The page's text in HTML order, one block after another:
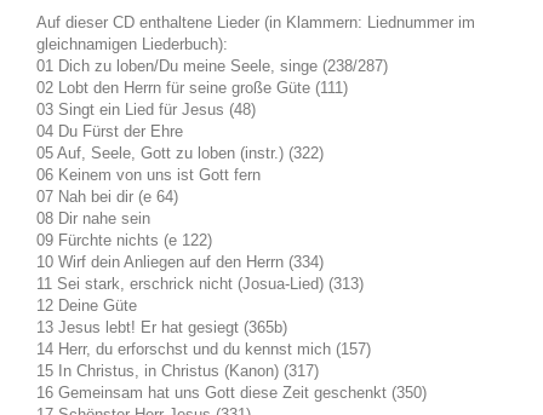
Auf dieser CD enthaltene Lieder (in Klammern: Liednummer im
gleichnamigen Liederbuch):
01 Dich zu loben/Du meine Seele, singe (238/287)
02 Lobt den Herrn für seine große Güte (111)
03 Singt ein Lied für Jesus (48)
04 Du Fürst der Ehre
05 Auf, Seele, Gott zu loben (instr.) (322)
06 Keinem von uns ist Gott fern
07 Nah bei dir (e 64)
08 Dir nahe sein
09 Fürchte nichts (e 122)
10 Wirf dein Anliegen auf den Herrn (334)
11 Sei stark, erschrick nicht (Josua-Lied) (313)
12 Deine Güte
13 Jesus lebt! Er hat gesiegt (365b)
14 Herr, du erforschst und du kennst mich (157)
15 In Christus, in Christus (Kanon) (317)
16 Gemeinsam hat uns Gott diese Zeit geschenkt (350)